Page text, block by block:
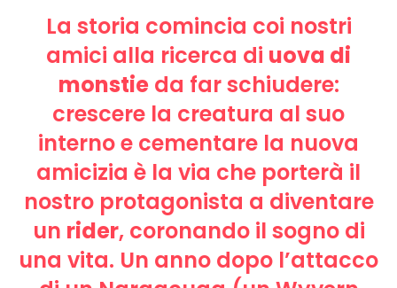
La storia comincia coi nostri
amici alla ricerca di uova di
monstieda far schiudere:
crescere la creatura al suo
interno e cementare la nuova
amicizia è la via che porterà il
nostro protagonista a diventare
un rider, coronando il sogno di
una vita. Un anno dopo l’attacco